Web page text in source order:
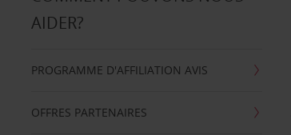
AIDER?
PROGRAMME D'AFFILIATION AVIS
OFFRES PARTENAIRES